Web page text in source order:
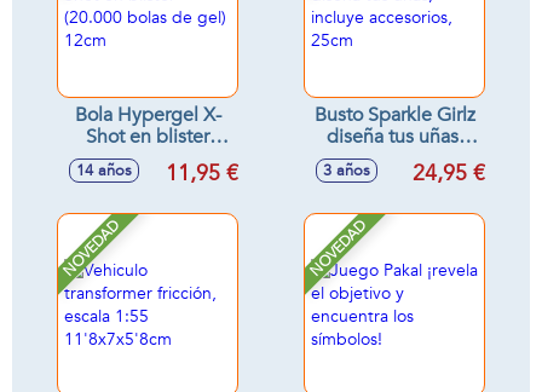
Bola Hypergel X-
Shot en blister
(20.000 bolas de
gel) 12cm
14 años 11,95 €
Busto Sparkle Girlz
diseña tus uñas,
incluye accesorios,
25cm
3 años 24,95 €
NOVEDAD NOVEDAD